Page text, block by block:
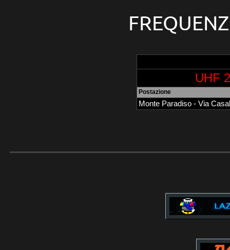
UHF
Postazione
Monte Paradiso - Via